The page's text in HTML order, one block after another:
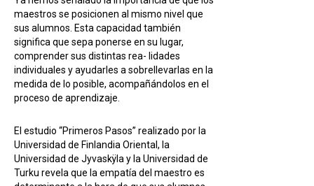
maestros se posicionen al mismo nivel que
sus alumnos. Esta capacidad también
significa que sepa ponerse en su lugar,
comprender sus distintas rea- lidades
individuales y ayudarles a sobrellevarlas en la
medida de lo posible, acompañándolos en el
proceso de aprendizaje.
El estudio “Primeros Pasos” realizado por la
Universidad de Finlandia Oriental, la
Universidad de Jyvaskÿla y la Universidad de
Turku revela que la empatía del maestro es